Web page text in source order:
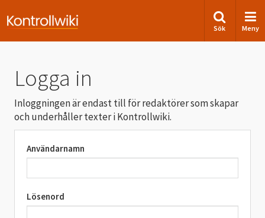
Sök Meny
Logga in
Inloggningen är endast till för redaktörer som skapar
och underhåller texter i Kontrollwiki.
Användarnamn
Lösenord